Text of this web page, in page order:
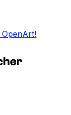
OpenArt!